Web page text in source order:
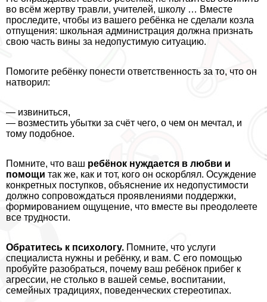
во всём жертву травли, учителей, школу … Вместе
проследите, чтобы из вашего ребёнка не сделали козла
отпущения: школьная администрация должна признать
свою часть вины за недопустимую ситуацию.
Помогите ребёнку понести ответственность за то, что он
натворил:
— извиниться,
— возместить убытки за счёт чего, о чем он мечтал, и
тому подобное.
Помните, что ваш ребёнок нуждается в любви и
помощи так же, как и тот, кого он оскорблял. Осуждение
конкретных поступков, объяснение их недопустимости
должно сопровождаться проявлениями поддержки,
формированием ощущение, что вместе вы преодолеете
все трудности.
Обратитесь к психологу. Помните, что услуги
специалиста нужны и ребёнку, и вам. С его помощью
пробуйте разобраться, почему ваш ребёнок прибег к
агрессии, не столько в вашей семье, воспитании,
семейных традициях, поведенческих стереотипах.